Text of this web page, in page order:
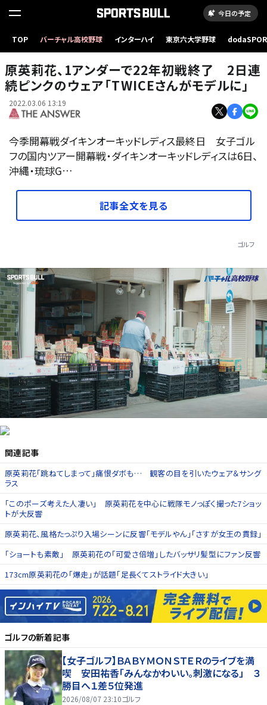
今日の予定
TOP バーチャル高校野球 インターハイ 東京六大学野球
Images】
原英莉花、1アンダーで22年初戦終了 2日連
続ピンクのウェア「TWICEさんがモデルに」
2022.03.06 13:19
今季開幕戦ダイキンオーキッドレディス最終日 女子ゴル
フの国内ツアー開幕戦・ダイキンオーキッドレディスは6日、
沖縄・琉球G…
記事全文を見る
ゴルフ
関連記事
原英莉花「跳ねてしまって」痛恨ダボも… 観客の目を引いたウェア＆サング
ラス
「このポーズ考えた人凄い」 原英莉花を中心に戦隊モノっぽく撮った7ショッ
トが大反響
原英莉花、風格たっぷり入場シーンに反響「モデルやん」「さすが女王の貫録」
「ショートも素敵」 原英莉花の「可愛さ倍増」したバッサリ髪型にファン反響
173cm原英莉花の「爆走」が話題「足長くてストライド大きい」
ゴルフの新着記事
【女子ゴルフ】ＢＡＢＹＭＯＮＳＴＥＲのライブを満
喫 安田祐香「みんなかわいい。刺激になる」 ３
勝目へ１差５位発進
2026/08/07 23:10ゴルフ